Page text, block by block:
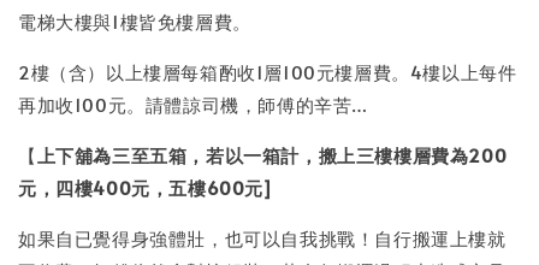
電梯大樓與1樓皆免樓層費。
2樓（含）以上樓層每箱酌收1層100元樓層費。4樓以上每件
再加收100元。請體諒司機，師傅的辛苦…
【 上下舖為三至五箱，若以一箱計，搬上三樓樓層費為200
元，四樓400元，五樓600元]
如果自已覺得身強體壯，也可以自我挑戰！自行搬運上樓就